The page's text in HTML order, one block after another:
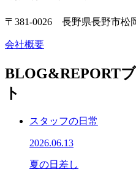
〒381-0026 長野県長野市松
会社概要
BLOG&REPORT
ト
スタッフの日常
2026.06.13
夏の日差し